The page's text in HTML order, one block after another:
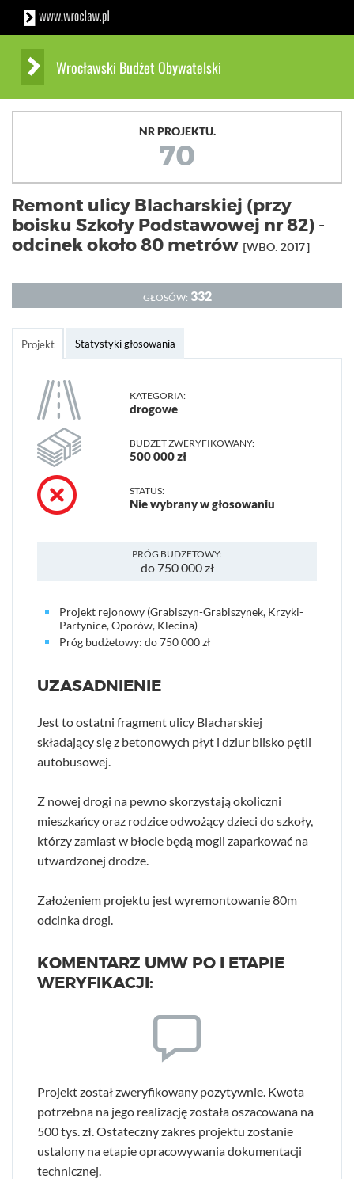
Wrocławski Budżet Obywatelski
NR PROJEKTU.
70
Remont ulicy Blacharskiej (przy
boisku Szkoły Podstawowej nr 82) -
odcinek około 80 metrów [WBO. 2017]
GŁOSÓW: 332
Projekt Statystyki głosowania
KATEGORIA:
drogowe
BUDŻET ZWERYFIKOWANY:
500 000 zł
STATUS:
Nie wybrany w głosowaniu
PRÓG BUDŻETOWY:
do 750 000 zł
Projekt rejonowy (Grabiszyn-Grabiszynek, Krzyki-
Partynice, Oporów, Klecina)
Próg budżetowy: do 750 000 zł
UZASADNIENIE
Jest to ostatni fragment ulicy Blacharskiej
składający się z betonowych płyt i dziur blisko pętli
autobusowej.
Z nowej drogi na pewno skorzystają okoliczni
mieszkańcy oraz rodzice odwożący dzieci do szkoły,
którzy zamiast w błocie będą mogli zaparkować na
utwardzonej drodze.
Założeniem projektu jest wyremontowanie 80m
odcinka drogi.
KOMENTARZ UMW PO I ETAPIE
WERYFIKACJI:
Projekt został zweryfikowany pozytywnie. Kwota
potrzebna na jego realizację została oszacowana na
500 tys. zł. Ostateczny zakres projektu zostanie
ustalony na etapie opracowywania dokumentacji
technicznej.